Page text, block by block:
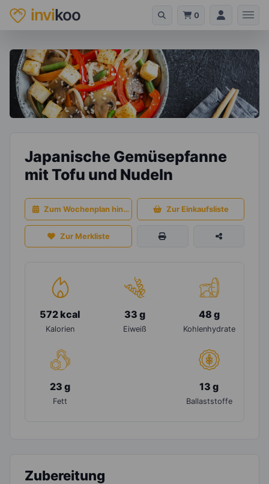
invikoo 0
Japanische Gemüsepfanne
mit Tofu und Nudeln
Zum Wochenplan hinzufügen Zur Einkaufsliste
Zur Merkliste
572 kcal
Kalorien
33 g
Eiweiß
48 g
Kohlenhydrate
23 g
Fett
13 g
Ballaststoffe
Zubereitung